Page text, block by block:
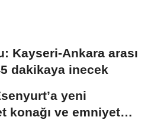
Kayseri-Ankara arası
dakikaya inecek
yeni
konağı ve emniyet